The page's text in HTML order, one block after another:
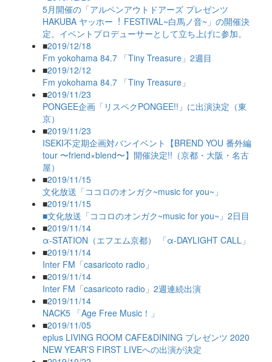
5月開催の「アルペンアウトドアーズ プレゼンツ
HAKUBA ヤッホー︕ FESTIVAL~白馬ノ音~」の開催決
定。イベントプロデューサーとして立ち上げに参加。
■2019/12/18
Fm yokohama 84.7 「Tiny Treasure」2週目
■2019/12/12
Fm yokohama 84.7 「Tiny Treasure」
■2019/11/23
PONGEE企画「リスペクPONGEE!!」に出演決定（東
京）
■2019/11/23
ISEKI不定期企画対バンイベント【BREND YOU 番外編
tour 〜friend×blend〜】開催決定!!（京都・大阪・名古
屋）
■2019/11/15
文化放送「ココロのオンガク~music for you~」
■2019/11/15
■文化放送「ココロのオンガク~music for you~」2日目
■2019/11/14
α-STATION（エフエム京都） 「α-DAYLIGHT CALL」
■2019/11/14
Inter FM「casaricoto radio」
■2019/11/14
Inter FM「casaricoto radio」2週連続出演
■2019/11/14
NACK5 「Age Free Music！」
■2019/11/05
eplus LIVING ROOM CAFE&DINING プレゼンツ 2020
NEW YEAR’S FIRST LIVEへの出演が決定